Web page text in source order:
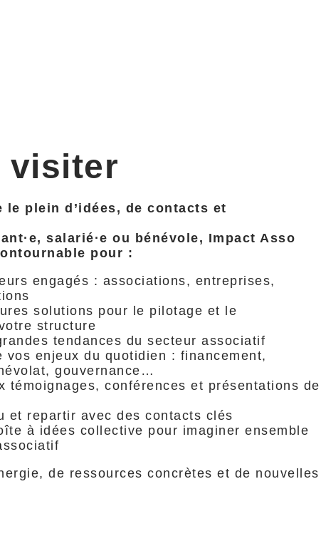
visiter
le plein d’idées, de contacts et
salarié·e ou bénévole, Impact Asso
pour :
engagés : associations, entreprises,
solutions pour le pilotage et le
structure
tendances du secteur associatif
vos enjeux du quotidien : financement,
gouvernance…
témoignages, conférences et présentations de
et repartir avec des contacts clés
à idées collective pour imaginer ensemble
de ressources concrètes et de nouvelles